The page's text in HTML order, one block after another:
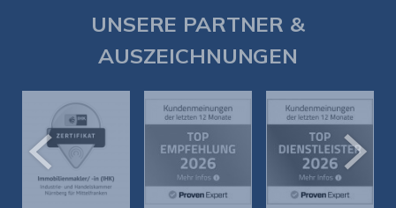
UNSERE PARTNER &
AUSZEICHNUNGEN